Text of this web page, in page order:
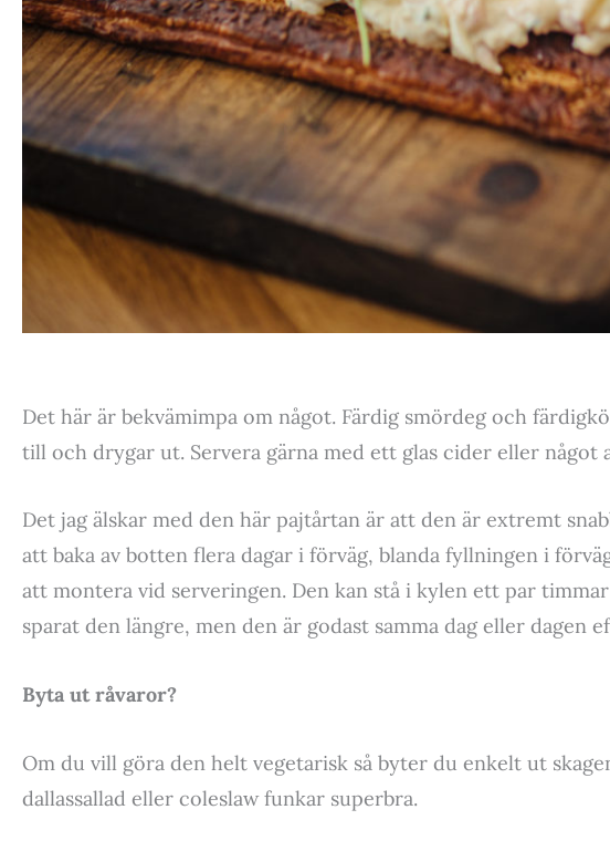
Det här är bekvämimpa om något. Färdig smördeg och
till och drygar ut. Servera gärna med ett glas cider eller något
Det jag älskar med den här pajtårtan är att den är extremt
att baka av botten flera dagar i förväg, blanda fyllningen i
att montera vid serveringen. Den kan stå i kylen ett par
sparat den längre, men den är godast samma dag eller dagen
Byta ut råvaror?
Om du vill göra den helt vegetarisk så byter du enkelt ut
dallassallad eller coleslaw funkar superbra.